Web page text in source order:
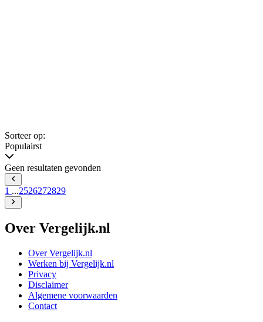
Sorteer op:
Populairst
Geen resultaten gevonden
1 ...2526272829
Over Vergelijk.nl
Over Vergelijk.nl
Werken bij Vergelijk.nl
Privacy
Disclaimer
Algemene voorwaarden
Contact